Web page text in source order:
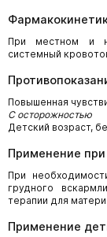
При местном и
системный
Повышенная
С осторожностью
Детский возраст,
Применение
При
грудного
терапии для
Применение